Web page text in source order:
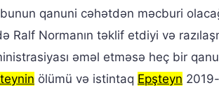
qanuni cəhətdən məcburi
Normanın təklif etdiyi və
əməl etməsə heç bir
ölümü və istintaq Epşteyn